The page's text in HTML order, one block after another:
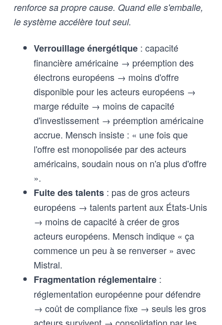
renforce sa propre cause. Quand elle s'emballe,
le système accélère tout seul.
Verrouillage énergétique : capacité
financière américaine → préemption des
électrons européens → moins d'offre
disponible pour les acteurs européens →
marge réduite → moins de capacité
d'investissement → préemption américaine
accrue. Mensch insiste : « une fois que
l'offre est monopolisée par des acteurs
américains, soudain nous on n'a plus d'offre
».
Fuite des talents : pas de gros acteurs
européens → talents partent aux États-Unis
→ moins de capacité à créer de gros
acteurs européens. Mensch indique « ça
commence un peu à se renverser » avec
Mistral.
Fragmentation réglementaire :
réglementation européenne pour défendre
→ coût de compliance fixe → seuls les gros
acteurs survivent → consolidation par les